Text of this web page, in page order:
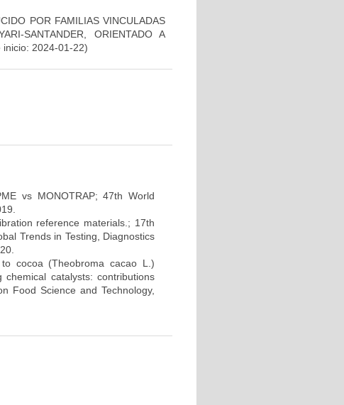
POR FAMILIAS VINCULADAS
SANTANDER, ORIENTADO A
inicio: 2024-01-22)
vs MONOTRAP; 47th World
reference materials.; 17th
Trends in Testing, Diagnostics
cocoa (Theobroma cacao L.)
catalysts: contributions
Food Science and Technology,